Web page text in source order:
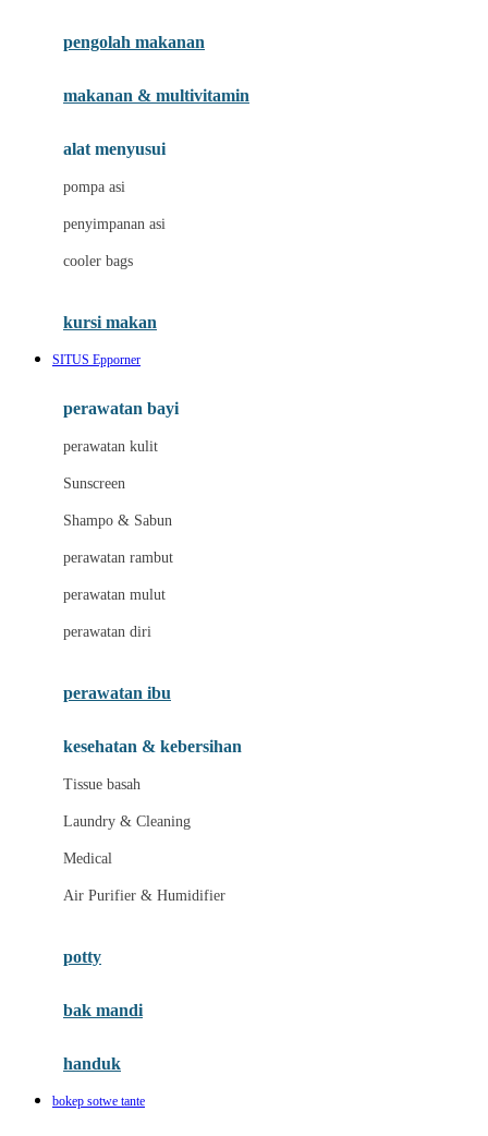
Joolz
Leclerc
Lee Vierra
Lillebaby
Little Bird Told Me
Little Miss Janis
London Taxi
Love To Dream
M
Magformers
Mamaway
Maxi Cosi
Megabloks
Micro
MiDeer
Moby
pengolah makanan
makanan & multivitamin
alat menyusui
pompa asi
penyimpanan asi
cooler bags
kursi makan
SITUS Epporner
perawatan bayi
perawatan kulit
Sunscreen
Shampo & Sabun
perawatan rambut
perawatan mulut
perawatan diri
perawatan ibu
kesehatan & kebersihan
Tissue basah
Laundry & Cleaning
Medical
Air Purifier & Humidifier
potty
bak mandi
handuk
bokep sotwe tante